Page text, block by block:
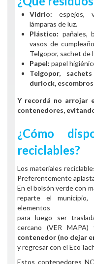
Vidrio: espejos,
lámparas de luz.
Plástico: pañales,
vasos de
Telgopor, sachet de
Papel: papel
Telgopor,
durlock,
Y recordá no arrojar
contenedores,
¿Cómo
reciclables?
Los materiales
Preferentemente
En el bolsón verde con
reparte el
elementos
para luego ser
cercano (VER
contenedor (no dejar
y regresar con el
Estos contenedores